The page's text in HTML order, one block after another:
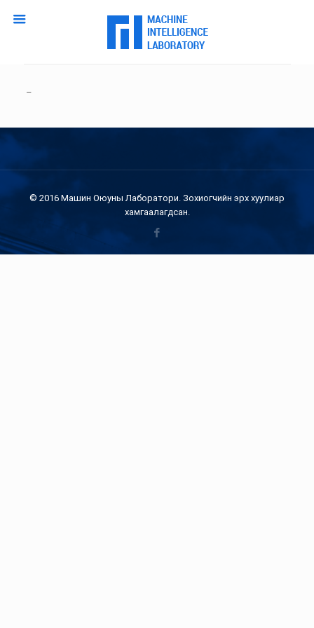
–
© 2016 Машин Оюуны Лаборатори. Зохиогчийн эрх хуулиар
хамгаалагдсан.